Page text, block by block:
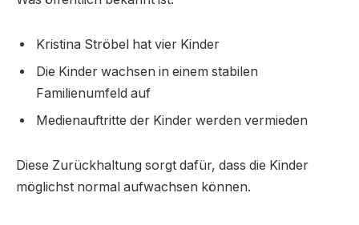
Kristina Ströbel hat vier Kinder
Die Kinder wachsen in einem stabilen
Familienumfeld auf
Medienauftritte der Kinder werden vermieden
Diese Zurückhaltung sorgt dafür, dass die Kinder
möglichst normal aufwachsen können.